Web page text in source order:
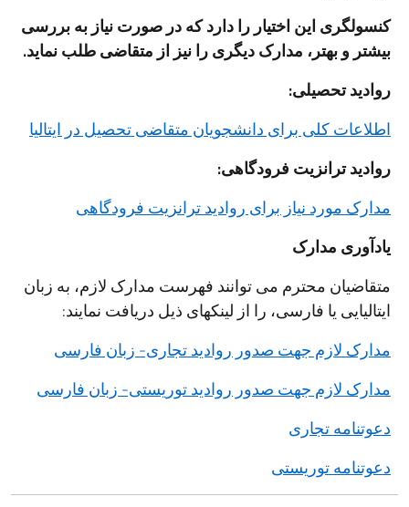
کنسولگری این اختیار را دارد که در صورت نیاز به بررسی
بیشتر و بهتر، مدارک دیگری را نیز از متقاضی طلب نماید.
روادید تحصیلی:
اطلاعات کلی برای دانشجویان متقاضی تحصیل در ایتالیا
روادید ترانزیت فرودگاهی:
مدارک مورد نیاز برای روادید ترانزیت فرودگاهی
یادآوری مدارک
متقاضیان محترم می توانند فهرست مدارک لازم، به زبان
ایتالیایی یا فارسی، را از لینکهای ذیل دریافت نمایند:
مدارک لازم جهت صدور روادید تجاری- زبان فارسی
مدارک لازم جهت صدور روادید توریستی- زبان فارسی
دعوتنامه تجاری
دعوتنامه توریستی